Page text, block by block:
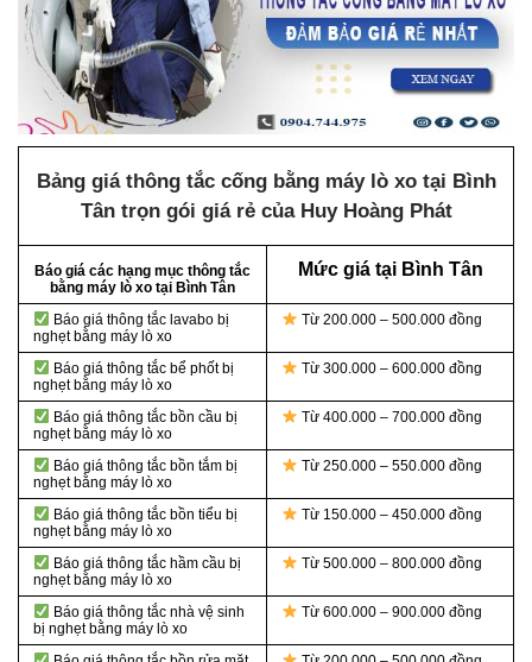
Bảng giá thông tắc cống bằng máy lò xo tại Bình
Tân trọn gói giá rẻ của Huy Hoàng Phát
Báo giá các hạng mục thông tắc
bằng máy lò xo tại Bình Tân
Mức giá tại Bình Tân
Báo giá thông tắc lavabo bị
nghẹt bằng máy lò xo
Từ 200.000 – 500.000 đồng
Báo giá thông tắc bể phốt bị
nghẹt bằng máy lò xo
Từ 300.000 – 600.000 đồng
Báo giá thông tắc bồn cầu bị
nghẹt bằng máy lò xo
Từ 400.000 – 700.000 đồng
Báo giá thông tắc bồn tắm bị
nghẹt bằng máy lò xo
Từ 250.000 – 550.000 đồng
Báo giá thông tắc bồn tiểu bị
nghẹt bằng máy lò xo
Từ 150.000 – 450.000 đồng
Báo giá thông tắc hầm cầu bị
nghẹt bằng máy lò xo
Từ 500.000 – 800.000 đồng
Báo giá thông tắc nhà vệ sinh
bị nghẹt bằng máy lò xo
Từ 600.000 – 900.000 đồng